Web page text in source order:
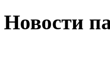
Новости